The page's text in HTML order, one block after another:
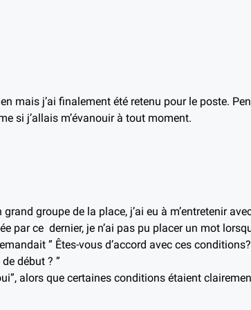
mais j’ai finalement été retenu pour le poste.
si j’allais m’évanouir à tout moment.
groupe de la place, j’ai eu à m’entretenir
par ce dernier, je n’ai pas pu placer un mot
” Êtes-vous d’accord avec ces
début ? ”
alors que certaines conditions étaient